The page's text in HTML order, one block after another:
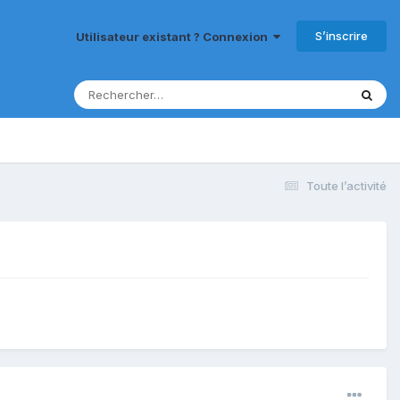
Utilisateur existant ? Connexion S’inscrire
Toute l’activité